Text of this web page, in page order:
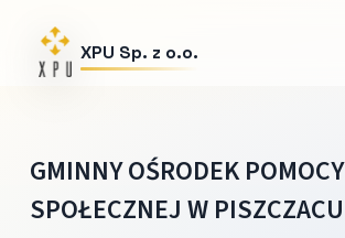
XPU Sp. z o.o.
GMINNY OŚRODEK POMOCY
SPOŁECZNEJ W PISZCZACU